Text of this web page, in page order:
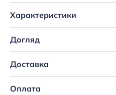
Характеристики
Догляд
Доставка
Оплата